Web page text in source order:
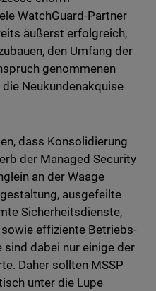
WatchGuard-Partner
äußerst erfolgreich,
den Umfang der
genommenen
Neukundenakquise
dass Konsolidierung
der Managed Security
an der Waage
ausgefeilte
Sicherheitsdienste,
effiziente Betriebs-
dabei nur einige der
Daher sollten MSSP
unter die Lupe